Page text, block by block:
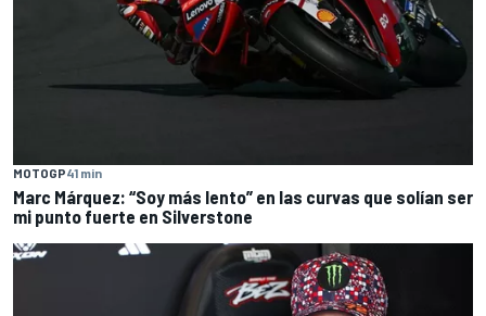
MOTOGP41 min
Marc Márquez: “Soy más lento” en las curvas que solían ser
mi punto fuerte en Silverstone